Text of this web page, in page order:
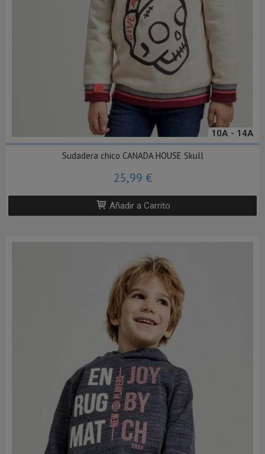
10A - 14A
Sudadera chico CANADA HOUSE Skull
25,99 €
Añadir a Carrito